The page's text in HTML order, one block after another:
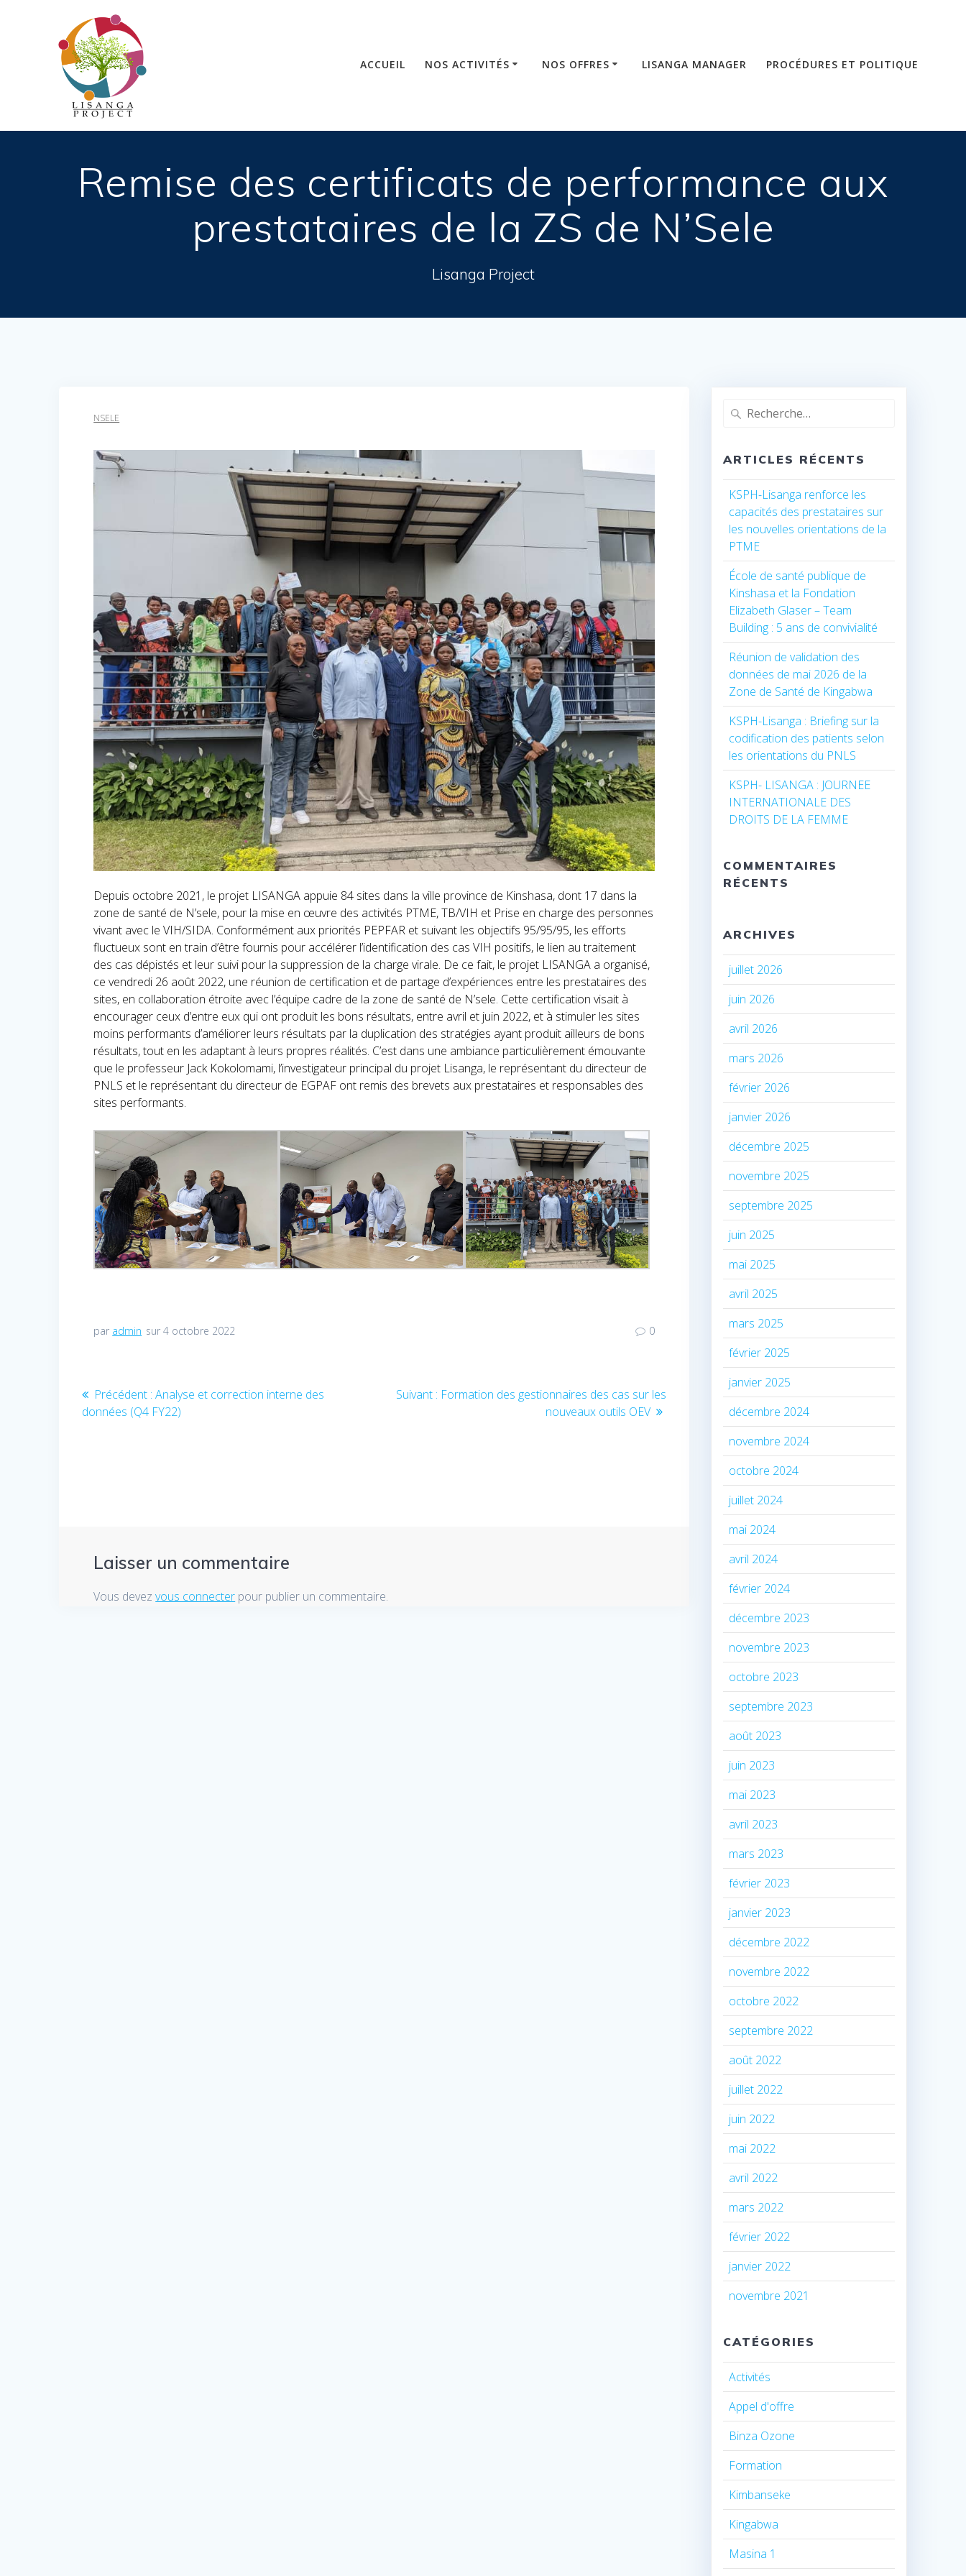
ACCUEIL NOS ACTIVITÉS NOS OFFRES LISANGA MANAGER PROCÉDURES ET POLITIQUE
Remise des certificats de performance aux
prestataires de la ZS de N’Sele
Lisanga Project
NSELE
Depuis octobre 2021, le projet LISANGA appuie 84 sites dans la ville province de Kinshasa, dont 17 dans la
zone de santé de N’sele, pour la mise en œuvre des activités PTME, TB/VIH et Prise en charge des personnes
vivant avec le VIH/SIDA. Conformément aux priorités PEPFAR et suivant les objectifs 95/95/95, les efforts
fluctueux sont en train d’être fournis pour accélérer l’identification des cas VIH positifs, le lien au traitement
des cas dépistés et leur suivi pour la suppression de la charge virale. De ce fait, le projet LISANGA a organisé,
ce vendredi 26 août 2022, une réunion de certification et de partage d’expériences entre les prestataires des
sites, en collaboration étroite avec l’équipe cadre de la zone de santé de N’sele. Cette certification visait à
encourager ceux d’entre eux qui ont produit les bons résultats, entre avril et juin 2022, et à stimuler les sites
moins performants d’améliorer leurs résultats par la duplication des stratégies ayant produit ailleurs de bons
résultats, tout en les adaptant à leurs propres réalités. C’est dans une ambiance particulièrement émouvante
que le professeur Jack Kokolomami, l’investigateur principal du projet Lisanga, le représentant du directeur de
PNLS et le représentant du directeur de EGPAF ont remis des brevets aux prestataires et responsables des
sites performants.
par admin sur 4 octobre 2022 0
Navigation
de
Précédent : Article
précédent
Analyse et correction interne des
données (Q4 FY22)
Suivant : Article
Formation des gestionnaires des cas sur les
nouveaux outils OEV
Laisser un commentaire
Vous devezvous connecter pour publier un commentaire.
Recherche
ARTICLES RÉCENTS
KSPH-Lisanga renforce les
capacités des prestataires sur
les nouvelles orientations de la
PTME
École de santé publique de
Kinshasa et la Fondation
Elizabeth Glaser – Team
Building : 5 ans de convivialité
Réunion de validation des
données de mai 2026 de la
Zone de Santé de Kingabwa
KSPH-Lisanga : Briefing sur la
codification des patients selon
les orientations du PNLS
KSPH- LISANGA : JOURNEE
INTERNATIONALE DES
DROITS DE LA FEMME
COMMENTAIRES
RÉCENTS
ARCHIVES
juillet 2026
juin 2026
avril 2026
mars 2026
février 2026
janvier 2026
décembre 2025
novembre 2025
septembre 2025
juin 2025
mai 2025
avril 2025
mars 2025
février 2025
janvier 2025
décembre 2024
novembre 2024
octobre 2024
juillet 2024
mai 2024
avril 2024
février 2024
décembre 2023
novembre 2023
octobre 2023
septembre 2023
août 2023
juin 2023
mai 2023
avril 2023
mars 2023
février 2023
janvier 2023
décembre 2022
novembre 2022
octobre 2022
septembre 2022
août 2022
juillet 2022
juin 2022
mai 2022
avril 2022
mars 2022
février 2022
janvier 2022
novembre 2021
CATÉGORIES
Activités
Appel d'offre
Binza Ozone
Formation
Kimbanseke
Kingabwa
Masina 1